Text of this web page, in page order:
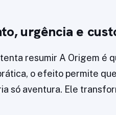
urgência e
resumir A Origem é
o efeito permite
só aventura. Ele